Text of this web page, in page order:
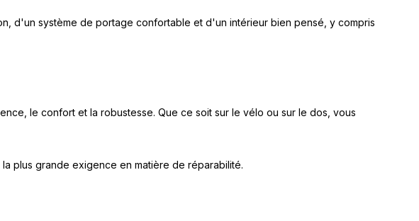
d'un système de portage confortable et d'un intérieur bien pensé, y compris
le confort et la robustesse. Que ce soit sur le vélo ou sur le dos, vous
plus grande exigence en matière de réparabilité.